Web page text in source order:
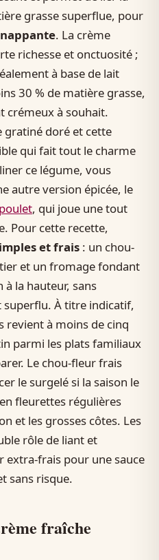
grasse superflue, pour
. La crème
richesse et onctuosité ;
à base de lait
30 % de matière grasse,
crémeux à souhait.
gratiné doré et cette
qui fait tout le charme
ce légume, vous
autre version épicée, le
, qui joue une tout
Pour cette recette,
et frais: un chou-
et un fromage fondant
la hauteur, sans
À titre indicatif,
revient à moins de cinq
parmi les plats familiaux
Le chou-fleur frais
le surgelé si la saison le
fleurettes régulières
et les grosses côtes. Les
rôle de liant et
extra-frais pour une sauce
sans risque.
fraîche